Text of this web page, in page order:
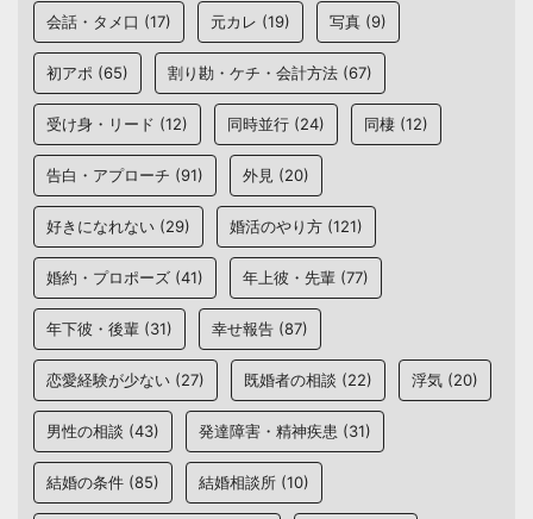
会話・タメ口 (17) 元カレ (19) 写真 (9)
初アポ (65) 割り勘・ケチ・会計方法 (67)
受け身・リード (12) 同時並行 (24) 同棲 (12)
告白・アプローチ (91) 外見 (20)
好きになれない (29) 婚活のやり方 (121)
婚約・プロポーズ (41) 年上彼・先輩 (77)
年下彼・後輩 (31) 幸せ報告 (87)
恋愛経験が少ない (27) 既婚者の相談 (22) 浮気 (20)
男性の相談 (43) 発達障害・精神疾患 (31)
結婚の条件 (85) 結婚相談所 (10)